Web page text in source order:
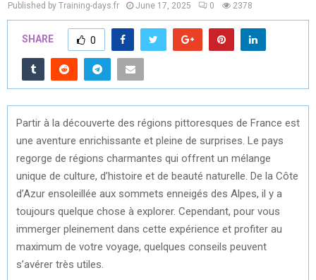
Published by Training-days.fr June 17, 2025 0 2378
SHARE 0
Partir à la découverte des régions pittoresques de France est
une aventure enrichissante et pleine de surprises. Le pays
regorge de régions charmantes qui offrent un mélange
unique de culture, d’histoire et de beauté naturelle. De la Côte
d’Azur ensoleillée aux sommets enneigés des Alpes, il y a
toujours quelque chose à explorer. Cependant, pour vous
immerger pleinement dans cette expérience et profiter au
maximum de votre voyage, quelques conseils peuvent
s’avérer très utiles.